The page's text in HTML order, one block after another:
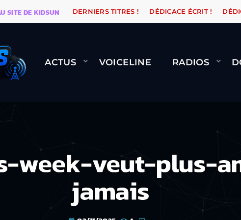
KIDSUNE WARÉTRO ORANGE ROAD QUI PASSE, ÇA
DERNIERS TITRES ! DÉDICACE ÉCRIT !
ACTUS VOICELINE RADIOS
week-veut-plus-
jamais